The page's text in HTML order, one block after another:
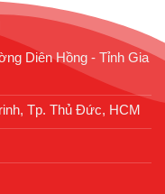
Diên Hồng - Tỉnh Gia
Tp. Thủ Đức, HCM